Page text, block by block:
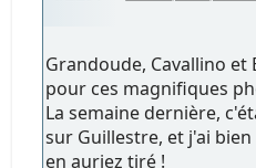
Grandoude, Cavallino et
pour ces magnifiques
La semaine dernière,
sur Guillestre, et j'ai
en auriez tiré !